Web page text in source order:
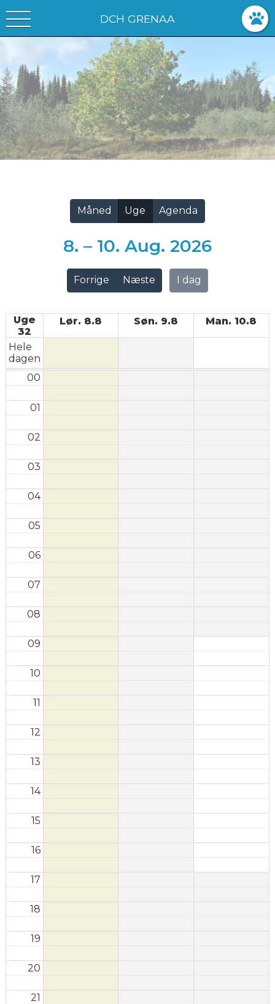
DCH GRENAA
Forrige Næste I dag
8. – 10. Aug. 2026
Måned Uge Agenda
Uge
32
Lør. 8.8 Søn. 9.8 Man. 10.8
Hele
dagen
00
01
02
03
04
05
06
07
08
09
10
11
12
13
14
15
16
17
18
19
20
21